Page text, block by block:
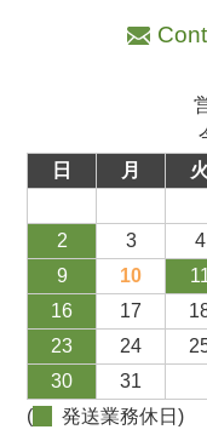
日
月 火
2
3 4
9
10
16
17
23
24
30
31
(
発送業務休日)